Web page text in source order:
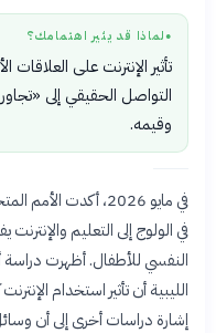
● لماذا قد يثير اهتمامك؟
تأثير الإنترنت على
التواصل الحقيقي إلى
وقيمه.
في مايو 2026، أكدت
في الولوج إلى التعليم
الليبية أن تأثير استخدام
إشارة دراسات أخرى إلى أن